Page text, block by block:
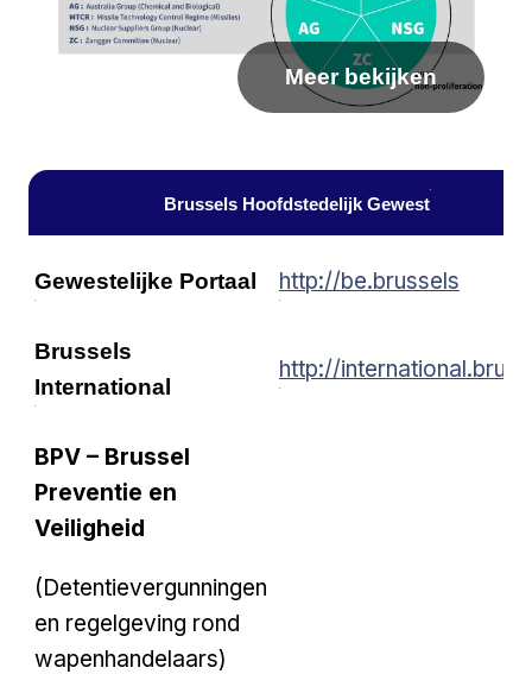
Meer bekijken
Brussels Hoofdstedelijk Gewest
Gewestelijke Portaal http://be.brussels
Brussels
International
http://
BPV – Brussel
Preventie en
Veiligheid
(Detentievergunningen
en regelgeving rond
wapenhandelaars)